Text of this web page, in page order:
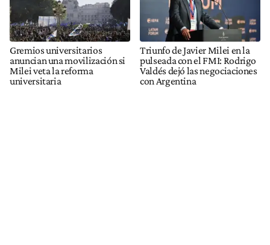
Gremios universitarios
anuncian una movilización si
Milei veta la reforma
universitaria
Triunfo de Javier Milei en la
pulseada con el FMI: Rodrigo
Valdés dejó las negociaciones
con Argentina